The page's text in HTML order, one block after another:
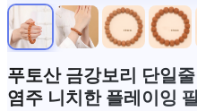
푸토산 금강보리 단일
염주 니치한 플레이잉